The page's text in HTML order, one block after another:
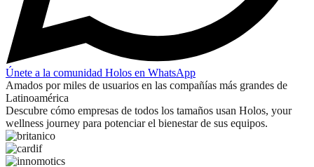
Únete a la comunidad Holos en WhatsApp
Amados por miles de usuarios en las compañías más grandes de
Latinoamérica
Descubre cómo empresas de todos los tamaños usan Holos, your
wellness journey para potenciar el bienestar de sus equipos.